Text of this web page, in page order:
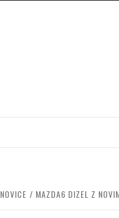
NOVICE MAZDA6 DIZEL Z